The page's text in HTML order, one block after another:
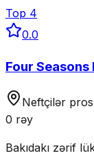
Top 4
0.0
Four Seasons
Neftçilər
0 rəy
Bakıdakı zərif